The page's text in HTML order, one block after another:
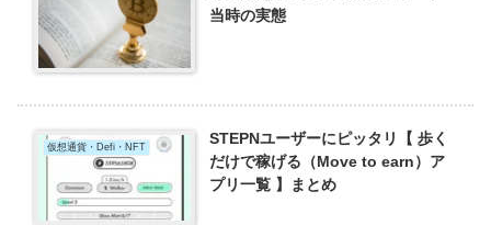
当時の実態
仮想通貨・Defi・NFT
STEPNユーザーにピッタリ【 歩く
だけで稼げる（Move to earn）ア
プリ一覧 】まとめ